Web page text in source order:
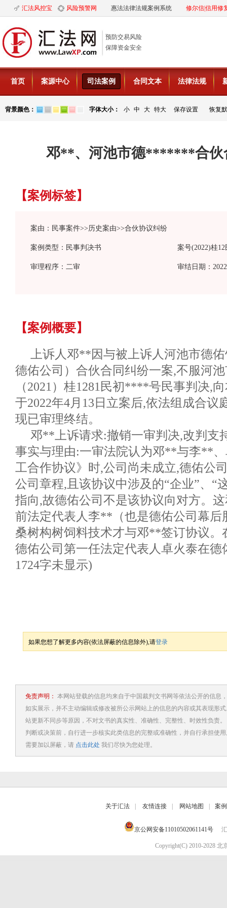
汇法风控宝 风险预警网 惠法法律法规案例系统 修尔信|信用修
预防交易风险
保障资金安全
首页 案源中心 司法案例 合同文本 法律法规
背景颜色： 字体大小： 小 中 大 特大 保存设置 恢复
邓**、河池市德*******合伙
【案例标签】
案由：民事案件>>历史案由>>合伙协议纠纷
案例类型：民事判决书 案号(2022)桂
审理程序：二审 审结日期：
【案例概要】
上诉人邓**因与被上诉人河池市德
德佑公司）合伙合同纠纷一案,不服河
（2021）桂1281民初****号民事判决,
于2022年4月13日立案后,依法组成合议
现已审理终结。
邓**上诉请求:撤销一审判决,改判支
事实与理由:一审法院认为邓**与李**
工合作协议》时,公司尚未成立,德佑公
公司章程,且该协议中涉及的“企业”、“
指向,故德佑公司不是该协议向对方。
前法定代表人李**（也是德佑公司幕
桑树构树饲料技术才与邓**签订协议
德佑公司第一任法定代表人卓火泰在德
1724字未显示)
如果您想了解更多内容(依法屏蔽的信息除外),请登录
免责声明： 本网站登载的信息均来自于中国裁判文书网等依法公开的信息
如实展示，并不主动编辑或修改被所公示网站上的信息的内容或其表现形
站更新不同步等原因，不对文书的真实性、准确性、完整性、时效性负责
判断或决策前，自行进一步核实此类信息的完整或准确性，并自行承担使
需要加以屏蔽，请 点击此处 我们尽快为您处理。
关于汇法 友情连接 网站地图 案
京公网安备11010502061141号
Copyright(C) 2010-2028 北